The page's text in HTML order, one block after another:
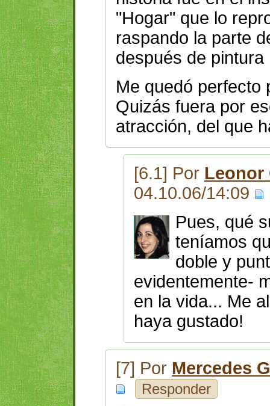
"Hogar" que lo
raspando la parte
después de pintura
Me quedó perfecto
Quizás fuera por
atracción, del que
[6.1] Por Leonor
04.10.06/14:09
Pues, qué
teníamos
doble y
evidentemente-
en la vida... Me
haya gustado!
[7] Por Mercedes
Responder